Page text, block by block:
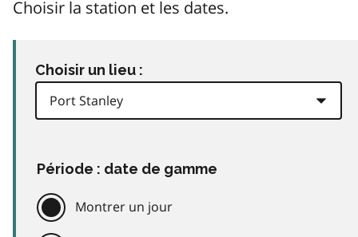
Choisir la station et les dates.
Choisir un lieu :
Période : date de gamme
Montrer un jour